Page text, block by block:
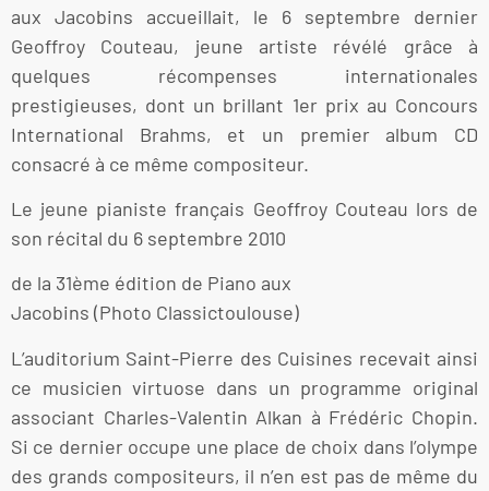
aux Jacobins accueillait, le 6 septembre dernier
Geoffroy Couteau, jeune artiste révélé grâce à
quelques récompenses internationales
prestigieuses, dont un brillant 1er prix au Concours
International Brahms, et un premier album CD
consacré à ce même compositeur.
Le jeune pianiste français Geoffroy Couteau lors de
son récital du 6 septembre 2010
de la 31ème édition de Piano aux
Jacobins (Photo Classictoulouse)
L’auditorium Saint-Pierre des Cuisines recevait ainsi
ce musicien virtuose dans un programme original
associant Charles-Valentin Alkan à Frédéric Chopin.
Si ce dernier occupe une place de choix dans l’olympe
des grands compositeurs, il n’en est pas de même du